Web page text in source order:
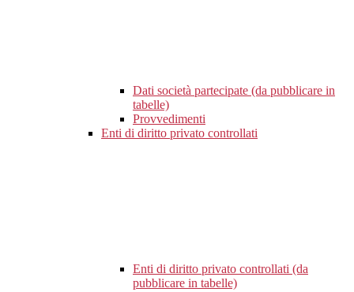
Dati società partecipate (da pubblicare in
tabelle)
Provvedimenti
Enti di diritto privato controllati
Enti di diritto privato controllati (da
pubblicare in tabelle)